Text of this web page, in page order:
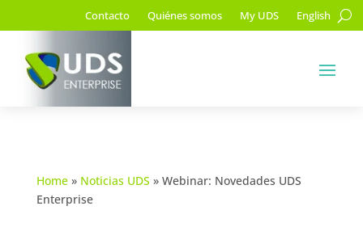
Contacto Quiénes somos My UDS English
Home» Noticias UDS » Webinar: Novedades UDS
Enterprise